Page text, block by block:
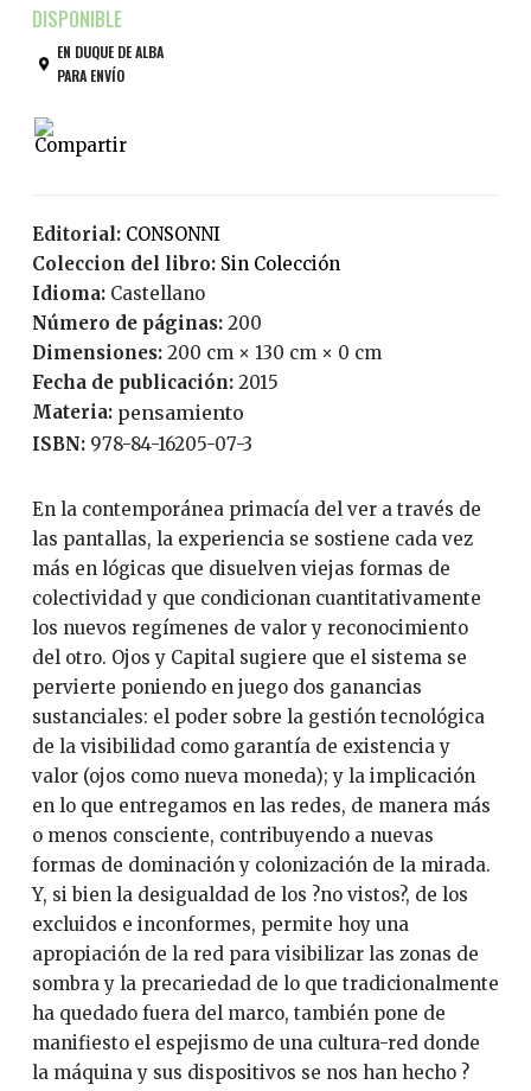
EN DUQUE DE ALBA
PARA ENVÍO
Editorial:
CONSONNI
Coleccion del libro:
Sin Colección
Idioma:
Castellano
Número de páginas:
200
Dimensiones: 200 cm × 130 cm × 0 cm
Fecha de publicación:
2015
Materia: pensamiento
ISBN: 978-84-16205-07-3
En la contemporánea primacía del ver a través de
las pantallas, la experiencia se sostiene cada vez
más en lógicas que disuelven viejas formas de
colectividad y que condicionan cuantitativamente
los nuevos regímenes de valor y reconocimiento
del otro. Ojos y Capital sugiere que el sistema se
pervierte poniendo en juego dos ganancias
sustanciales: el poder sobre la gestión tecnológica
de la visibilidad como garantía de existencia y
valor (ojos como nueva moneda); y la implicación
en lo que entregamos en las redes, de manera más
o menos consciente, contribuyendo a nuevas
formas de dominación y colonización de la mirada.
Y, si bien la desigualdad de los ?no vistos?, de los
excluidos e inconformes, permite hoy una
apropiación de la red para visibilizar las zonas de
sombra y la precariedad de lo que tradicionalmente
ha quedado fuera del marco, también pone de
manifiesto el espejismo de una cultura-red donde
la máquina y sus dispositivos se nos han hecho ?